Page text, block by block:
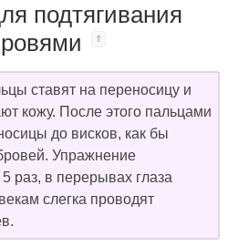
подтягивания
ставят на переносицу и
кожу. После этого пальцами
до висков, как бы
Упражнение
раз, в перерывах глаза
слегка проводят